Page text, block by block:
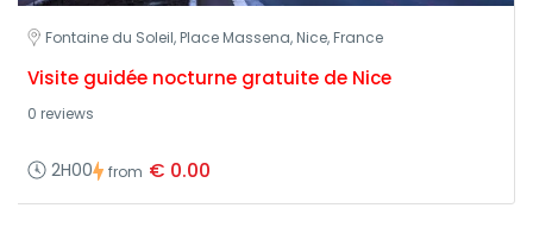
Fontaine du Soleil, Place Massena, Nice, France
Visite guidée nocturne gratuite de Nice
0 reviews
2H00 from € 0.00